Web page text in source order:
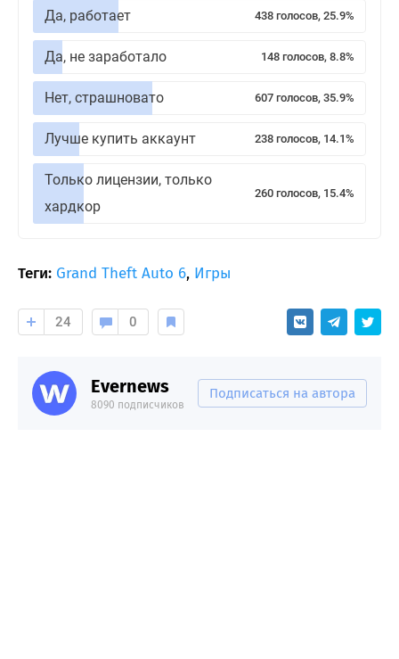
Да, работает 438 голосов, 25.9%
Да, не заработало 148 голосов, 8.8%
Нет, страшновато 607 голосов, 35.9%
Лучше купить аккаунт 238 голосов, 14.1%
Только лицензии, только
хардкор
260 голосов, 15.4%
Теги: Grand Theft Auto 6, Игры
24 0
Evernews
8090 подписчиков
Подписаться на автора